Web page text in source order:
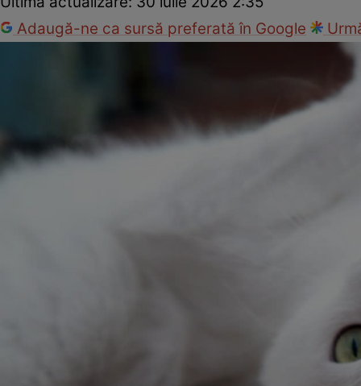
Adaugă-ne ca sursă preferată în Google